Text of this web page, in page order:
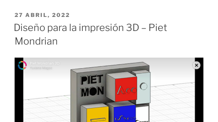
PUBLICADO
EL
27 ABRIL, 2022
Diseño para la impresión 3D – Piet
Mondrian